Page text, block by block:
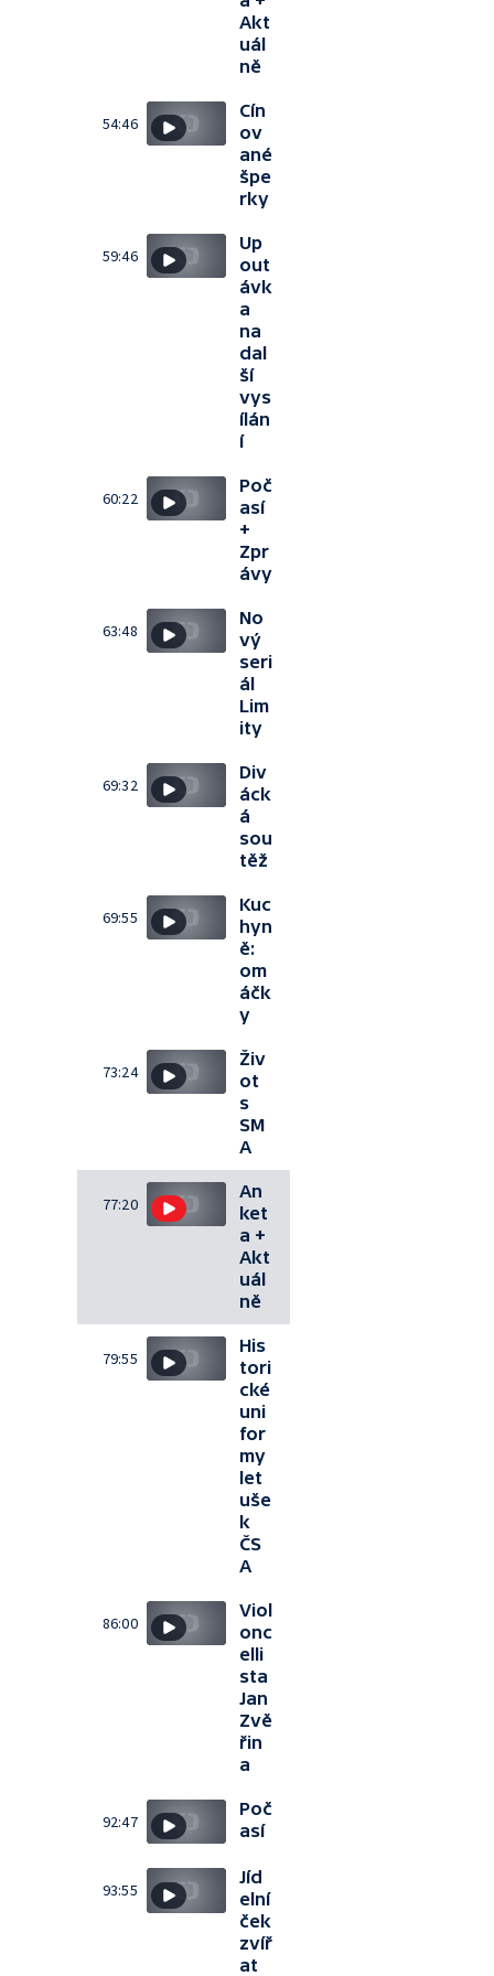
Akt
uál
ně
54:46
Cín
ov
ané
špe
rky
59:46
Up
out
ávk
a
na
dal
ší
vys
ílán
í
60:22
Poč
así
+
Zpr
ávy
63:48
No
vý
seri
ál
Lim
ity
69:32
Div
áck
á
sou
těž
69:55
Kuc
hyn
ě:
om
áčk
y
73:24
Živ
ot
s
SM
A
77:20
An
ket
a +
Akt
uál
ně
79:55
His
tori
cké
uni
for
my
let
uše
k
ČS
A
86:00
Viol
onc
elli
sta
Jan
Zvě
řin
a
92:47
Poč
así
93:55
Jíd
elní
ček
zvíř
at